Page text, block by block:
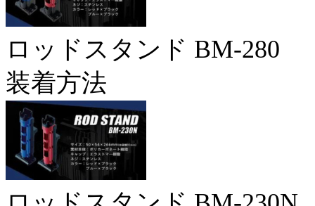
ロッドスタンド BM-280
装着方法